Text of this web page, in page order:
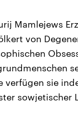
Mamlejews
von
verfügen sie
sowjetischer